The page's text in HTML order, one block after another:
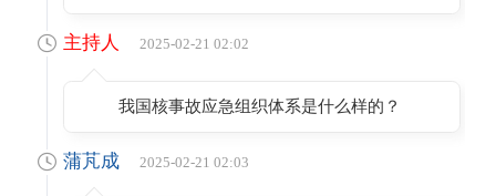
主持人 2025-02-21 02:02
我国核事故应急组织体系是什么样的？
蒲芃成 2025-02-21 02:03